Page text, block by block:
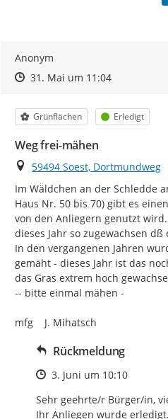
Anonym
Zeitpunkt des Erstellens
Zeitpunkt des Erstellens
31. Mai um 11:04Zur
Kategorie
Grünflächen Status
Erledigt
Weg frei-mähen
Ort
59494 Soest, Dortmundweg
Im Wäldchen an der Schledde
Haus Nr. 50 bis 70) gibt es
von den Anliegern genutzt
dieses Jahr so zugewachsen
In den vergangenen Jahren
gemäht - dieses Jahr ist das
das Gras extrem hoch
-- bitte einmal mähen -
mfg    J. Mihatsch
Rückmeldung
Zeitpunkt des Erstellens
3. Juni um 10:10
Sehr geehrte/r Bürger/in,
Ihr Anliegen wurde erledigt.